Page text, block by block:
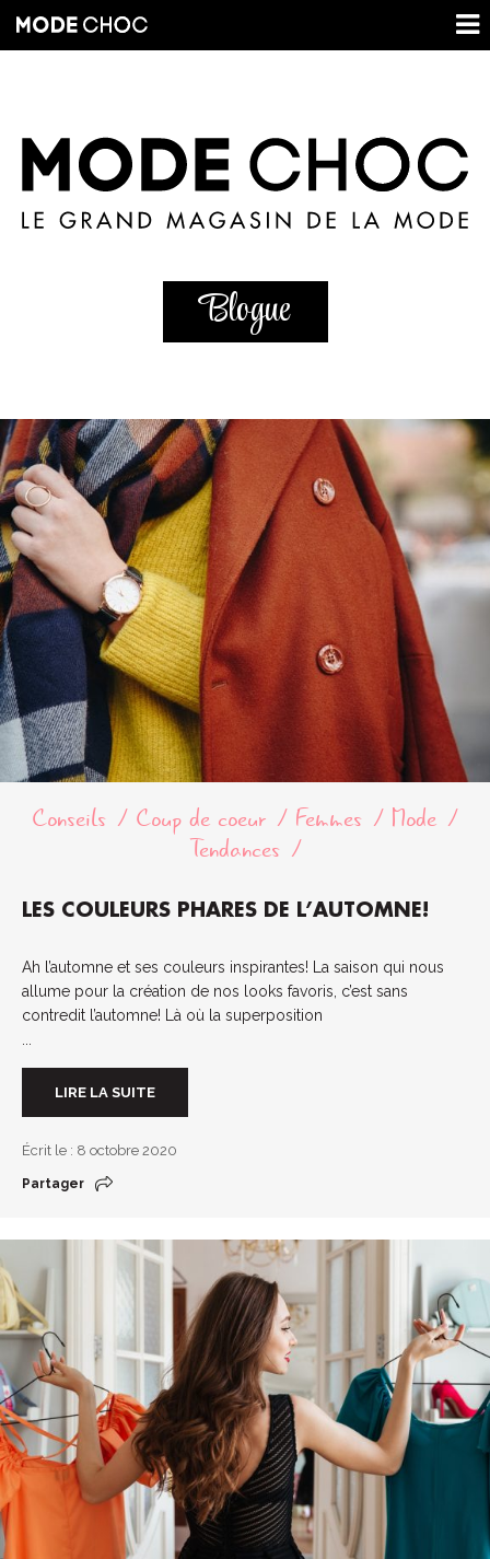
Blogue
Conseils Coup de coeur Femmes
Mode
Tendances
LES COULEURS PHARES DE L’AUTOMNE!
Ah l’automne et ses couleurs inspirantes! La saison qui nous
allume pour la création de nos looks favoris, c’est sans
contredit l’automne! Là où la superposition
LIRE LA SUITE
Écrit le : 8 octobre 2020
Partager